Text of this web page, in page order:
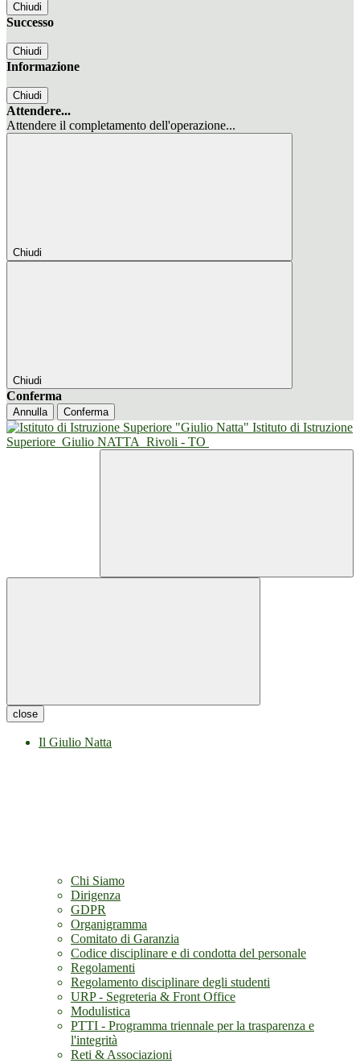
Chiudi
Successo
Chiudi
Informazione
Chiudi
Attendere...
Attendere il completamento dell'operazione...
Chiudi
Chiudi
Conferma
Annulla Conferma
Istituto di Istruzione
Superiore Giulio NATTA Rivoli - TO
close
Il Giulio Natta
Chi Siamo
Dirigenza
GDPR
Organigramma
Comitato di Garanzia
Codice disciplinare e di condotta del personale
Regolamenti
Regolamento disciplinare degli studenti
URP - Segreteria & Front Office
Modulistica
PTTI - Programma triennale per la trasparenza e
l'integrità
Reti & Associazioni